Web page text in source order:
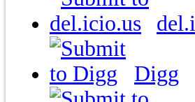
Digg